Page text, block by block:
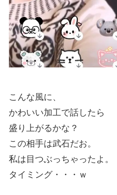
こんな風に、
かわいい加工で話したら
盛り上がるかな？
この相手は武石だお。
私は目つぶっちゃったよ。
タイミング・・・ｗ